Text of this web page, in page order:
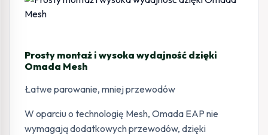
Prosty montaż i wysoka wydajność dzięki
Omada Mesh
Łatwe parowanie, mniej przewodów
W oparciu o technologię Mesh, Omada EAP nie
wymagają dodatkowych przewodów, dzięki